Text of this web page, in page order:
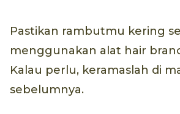
Pastikan rambutmu kering
menggunakan alat hair
Kalau perlu, keramaslah di
sebelumnya.